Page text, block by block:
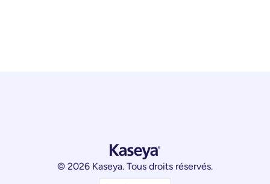
© 2026 Kaseya. Tous droits réservés.